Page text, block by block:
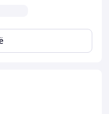
влажность и на
при
всем стандартам